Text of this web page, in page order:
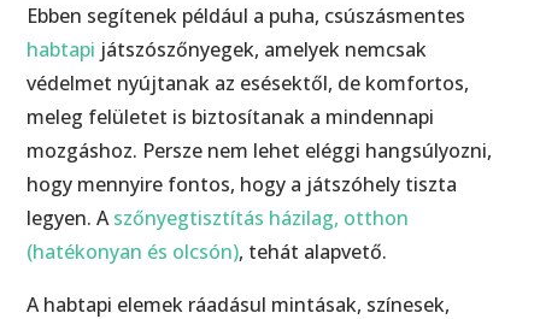
Ebben segítenek például a puha, csúszásmentes
habtapi játszószőnyegek, amelyek nemcsak
védelmet nyújtanak az esésektől, de komfortos,
meleg felületet is biztosítanak a mindennapi
mozgáshoz. Persze nem lehet eléggi hangsúlyozni,
hogy mennyire fontos, hogy a játszóhely tiszta
legyen. Aszőnyegtisztítás házilag, otthon
(hatékonyan és olcsón), tehát alapvető.
A habtapi elemek ráadásul mintásak, színesek,